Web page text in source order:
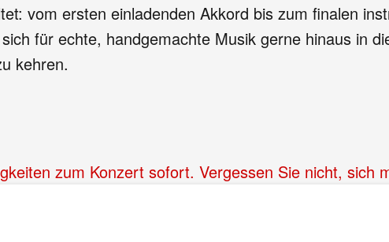
vom ersten einladenden Akkord bis zum finalen
für echte, handgemachte Musik gerne hinaus in
kehren.
zum Konzert sofort. Vergessen Sie nicht, sich